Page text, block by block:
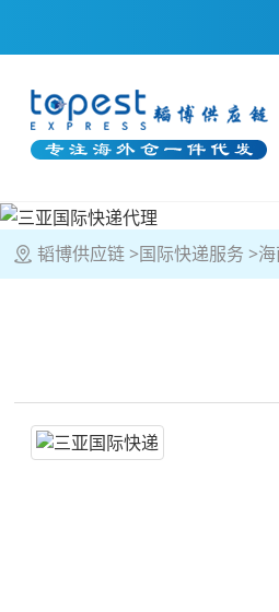
韬博供应链 国际快递服务